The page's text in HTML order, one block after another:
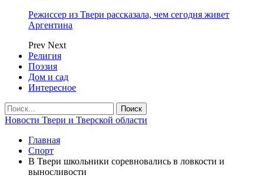
Режиссер из Твери рассказала, чем сегодня живет
Аргентина
Prev Next
Религия
Поэзия
Дом и сад
Интересное
Новости Твери и Тверской области
Главная
Спорт
В Твери школьники соревновались в ловкости и
выносливости